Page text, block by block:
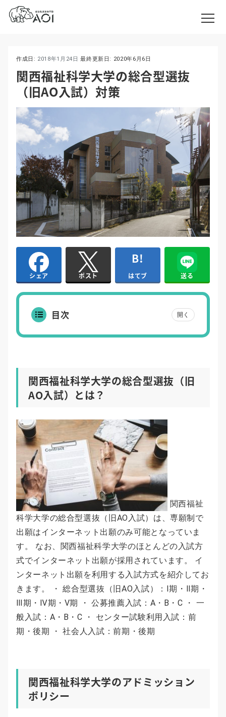
作成日: 2018年1月24日最終更新日: 2020年6月6日
関西福祉科学大学の総合型選抜
（旧AO入試）対策
シェア ポスト はてブ 送る
目次 開く
関西福祉科学大学の総合型選抜（旧
AO入試）とは？
関西福祉
科学大学の総合型選抜（旧AO入試）は、専願制で
出願はインターネット出願のみ可能となっていま
す。 なお、関西福祉科学大学のほとんどの入試方
式でインターネット出願が採用されています。 イ
ンターネット出願を利用する入試方式を紹介してお
きます。 ・ 総合型選抜（旧AO入試）：Ⅰ期・Ⅱ期・
Ⅲ期・Ⅳ期・Ⅴ期 ・ 公募推薦入試：A・B・C ・ 一
般入試：A・B・C ・ センター試験利用入試：前
期・後期 ・ 社会人入試：前期・後期
関西福祉科学大学のアドミッション
ポリシー